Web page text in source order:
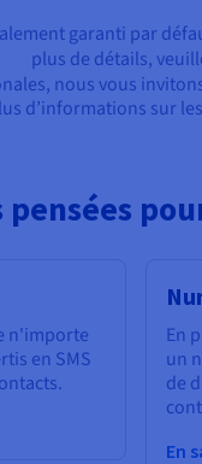
garanti par
plus de détails,
nous vous
d’informations sur
n'importe
en SMS
En
un
de
En